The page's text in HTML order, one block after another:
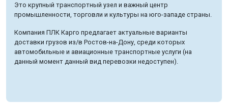
Это крупный транспортный узел и важный центр
промышленности, торговли и культуры на юго-западе страны.
Компания ПЛК Карго предлагает актуальные варианты
доставки грузов из/в Ростов-на-Дону, среди которых
автомобильные и авиационные транспортные услуги (на
данный момент данный вид перевозки недоступен).